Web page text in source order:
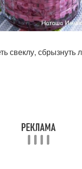
свеклу,